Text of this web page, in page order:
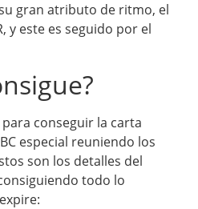
gran atributo de ritmo, el
y este es seguido por el
conseguir la carta
especial reuniendo los
son los detalles del
todo lo